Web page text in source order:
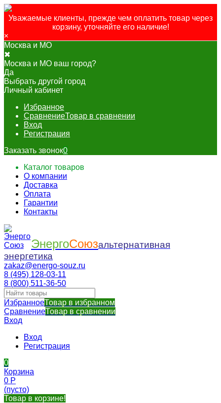
Уважаемые клиенты, прежде чем оплатить товар через
корзину, уточняйте его наличие!
×
Москва и МО
✖
Москва и МО ваш город?
Да
Выбрать другой город
Личный кабинет
Избранное
СравнениеТовар в сравнении
Вход
Регистрация
Заказать звонок0
Каталог товаров
О компании
Доставка
Оплата
Гарантии
Контакты
ЭнергоСоюзальтернативная
энергетика
zakaz@energo-souz.ru
8 (495) 128-03-11
8 (800) 511-36-50
ИзбранноеТовар в избранном
СравнениеТовар в сравнении
Вход
Вход
Регистрация
0
Корзина
0 Р
(пусто)
Товар в корзине!